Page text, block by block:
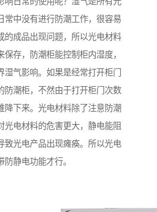
常中没有进行防潮工作，很容易
的成品出现问题，所以光电材料
存，防潮柜能控制柜内湿度，
气影响。如果是经常打开柜门
防潮柜，不然由于打开柜门次数
降下来。光电材料除了注意防潮
光电材料的危害更大，静电能阻
致光电产品出现瘫痪。所以光电
静电功能才行。